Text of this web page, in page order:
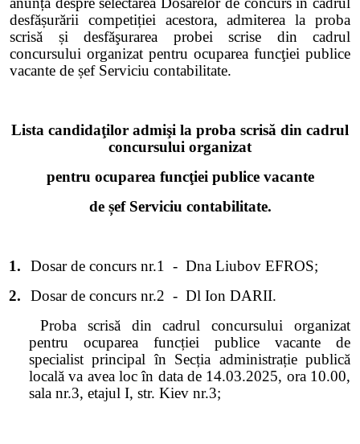
desfășurării competiției acestora, admiterea la proba
scrisă și desfăşurarea probei scrise din cadrul
concursului organizat pentru ocuparea funcţiei publice
vacante de șef Serviciu contabilitate.
Lista candidaţilor admişi la proba scrisă din cadrul
concursului organizat
pentru ocuparea funcţiei publice vacante
de șef Serviciu contabilitate.
1. Dosar de concurs nr.1 - Dna Liubov EFROS;
2.
Dosar de concurs nr.2 - Dl Ion DARII.
Proba scrisă din cadrul concursului organizat
pentru ocuparea funcției publice vacante de
specialist principal în Secția administrație publică
locală va avea loc în data de 14.03.2025, ora 10.00,
sala nr.3, etajul I, str. Kiev nr.3;